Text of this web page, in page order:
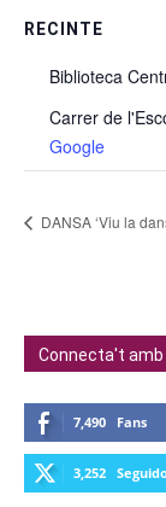
RECINTE
Biblioteca
Carrer de
Google
DANSA ‘Viu la
Connecta't
7,490 Fans
3,252